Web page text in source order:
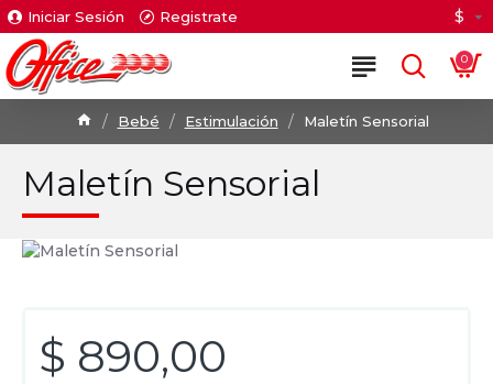
Iniciar Sesión Registrate $
0
Bebé Estimulación Maletín Sensorial
Maletín Sensorial
$ 890,00